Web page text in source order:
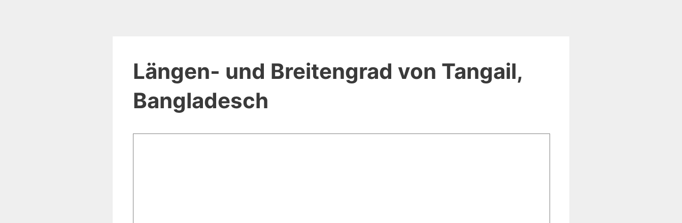
Längen- und Breitengrad von Tangail,
Bangladesch